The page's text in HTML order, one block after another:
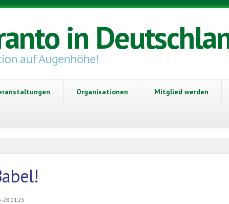
in
auf Augenhöhe!
Organisationen Mitglied werden
28 01:23